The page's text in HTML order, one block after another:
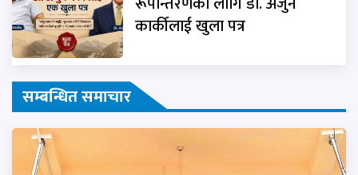
कार्कीलाई खुला पत्र
सम्बन्धित समाचार